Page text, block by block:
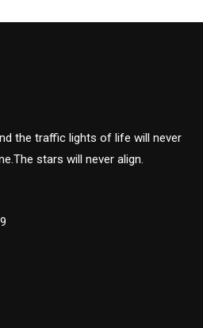
the traffic lights of life will never
stars will never align.